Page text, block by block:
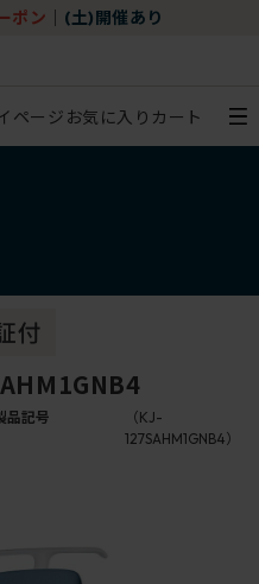
ポン (土)開催あり
ページ お気に入り カート
品記号
（KJ-
127SAHM1GNB4）